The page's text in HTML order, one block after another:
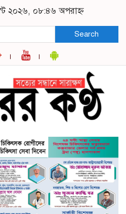
২০২৬, ০৮:৪৬ অপরাহ্ন
Search